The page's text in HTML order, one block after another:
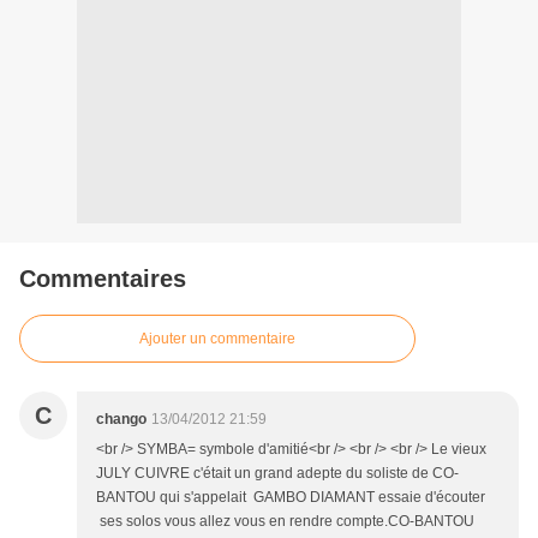
Commentaires
Ajouter un commentaire
C chango 13/04/2012 21:59
<br /> SYMBA= symbole d'amitié<br /> <br /> <br /> Le vieux
JULY CUIVRE c'était un grand adepte du soliste de CO-
BANTOU qui s'appelait GAMBO DIAMANT essaie d'écouter
ses solos vous allez vous en rendre compte.CO-BANTOU